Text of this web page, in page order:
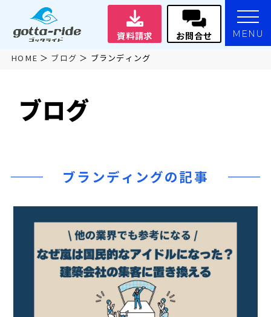
資料請求 お問合せ MENU
HOME ブログ ブランディング
ブログ
ブランディングの記事